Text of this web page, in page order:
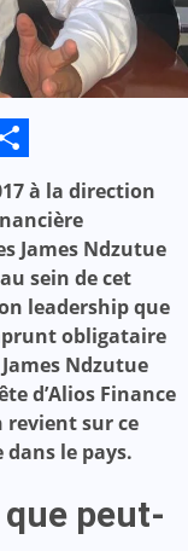
à la direction
James Ndzutue
sein de cet
leadership que
obligataire
Ndzutue
d’Alios Finance
revient sur ce
dans le pays.
peut-